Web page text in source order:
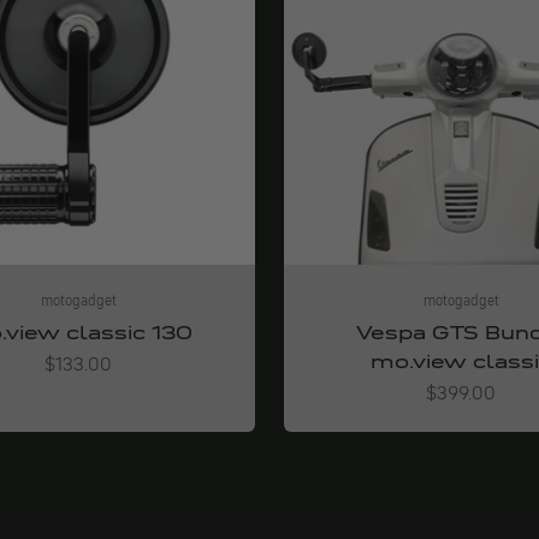
motogadget
classic 130
Angebot
$133.00
motogadget
Vespa GTS
mo.view
Angebot
$399.00